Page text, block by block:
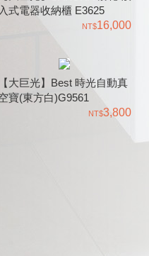
入式電器收納櫃 E3625
16,000
【大巨光】Best 時光自動真
寶(東方白)G9561
3,800